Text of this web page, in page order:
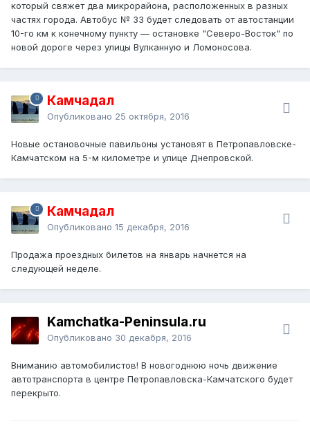
который свяжет два микрорайона, расположенных в разных
частях города. Автобус № 33 будет следовать от автостанции
10-го км к конечному пункту — остановке "Северо-Восток" по
новой дороге через улицы Вулканную и Ломоносова.
Камчадал
Опубликовано 25 октября, 2016
Новые остановочные павильоны установят в Петропавловске-
Камчатском на 5-м километре и улице Днепровской.
Камчадал
Опубликовано 15 декабря, 2016
Продажа проездных билетов на январь начнется на
следующей неделе.
Kamchatka-Peninsula.ru
Опубликовано 30 декабря, 2016
Вниманию автомобилистов! В новогоднюю ночь движение
автотранспорта в центре Петропавловска-Камчатского будет
перекрыто.